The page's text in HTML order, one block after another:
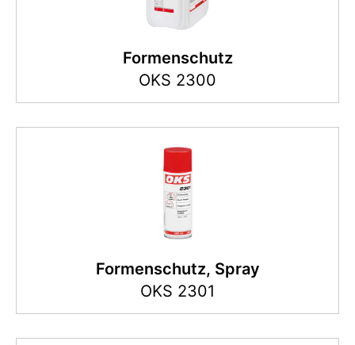
Formenschutz
OKS 2300
Formenschutz, Spray
OKS 2301